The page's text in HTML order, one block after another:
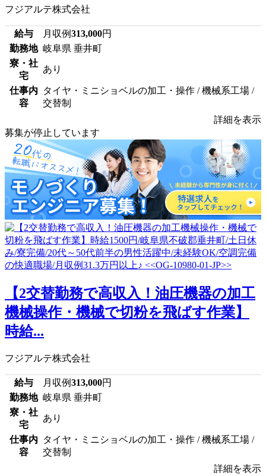
フジアルテ株式会社
給与 月収例313,000円
勤務地 岐阜県 垂井町
寮・社
宅
あり
仕事内
容
タイヤ・ミニショベルの加工・操作 / 機械系工場 /
交替制
詳細を表示
募集が停止しています
【2交替勤務で高収入！油圧機器の加工
機械操作・機械で切粉を飛ばす作業】
時給...
フジアルテ株式会社
給与 月収例313,000円
勤務地 岐阜県 垂井町
寮・社
宅
あり
仕事内
容
タイヤ・ミニショベルの加工・操作 / 機械系工場 /
交替制
詳細を表示